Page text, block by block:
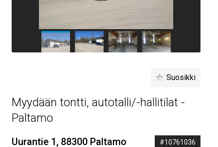
Suosikki
Myydään tontti, autotalli/-hallitilat -
Paltamo
Uurantie 1, 88300 Paltamo #10761036